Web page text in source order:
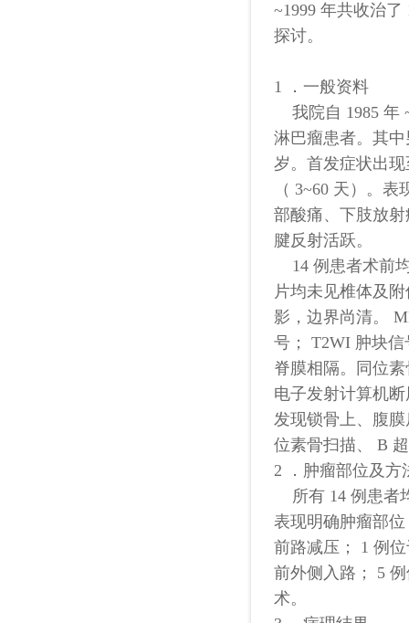
~1999 年共收治
探讨。
1 ．一般资料
我院自 1985 年
淋巴瘤患者。其
岁。首发症状出
（ 3~60 天）。
部酸痛、下肢放
腱反射活跃。
14 例患者术前
片均未见椎体及
影，边界尚清。
号； T2WI 肿块
脊膜相隔。同位
电子发射计算机断
发现锁骨上、腹
位素骨扫描、 B
2 ．肿瘤部位及方
所有 14 例患者
表现明确肿瘤部
前路减压； 1 例
前外侧入路； 5
术。